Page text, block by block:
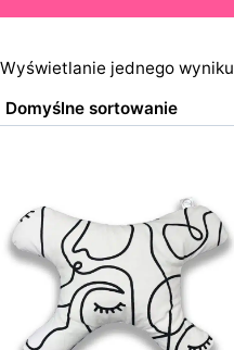
Wyświetlanie jednego wyniku